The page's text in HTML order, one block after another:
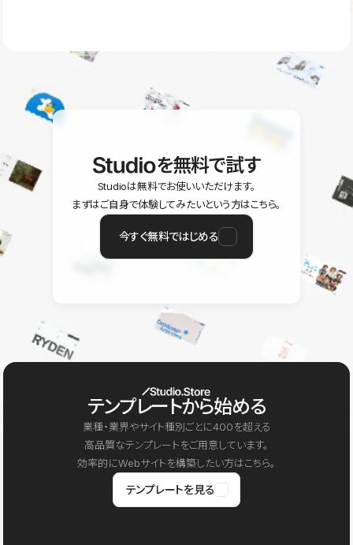
ユーザー同士で質問・相談できるコミュニティもご利用ください。
を無料で試す
Studioは無料でお使いいただけます。
まずはご自身で体験してみたいという方はこちら。
今すぐ無料ではじめる
テンプレートから始める
業種・業界やサイト種別ごとに400を超える
高品質なテンプレートをご用意しています。
効率的にWebサイトを構築したい方はこちら。
テンプレートを見る